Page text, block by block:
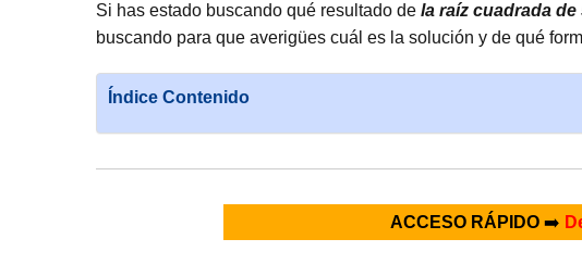
Si has estado buscando qué resultado de la raíz cuadrada
buscando para que averigües cuál es la solución y de qué
Índice Contenido
ACCESO RÁPIDO➡️